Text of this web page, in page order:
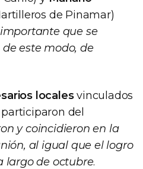
de Pinamar)
que se
este modo, de
localesvinculados
del
y coincidieron en la
al igual que el logro
largo de octubre.